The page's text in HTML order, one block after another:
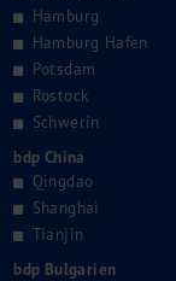
Hamburg
Hamburg Hafen
Potsdam
Rostock
Schwerin
bdp China
Qingdao
Shanghai
Tianjin
bdp Bulgarien